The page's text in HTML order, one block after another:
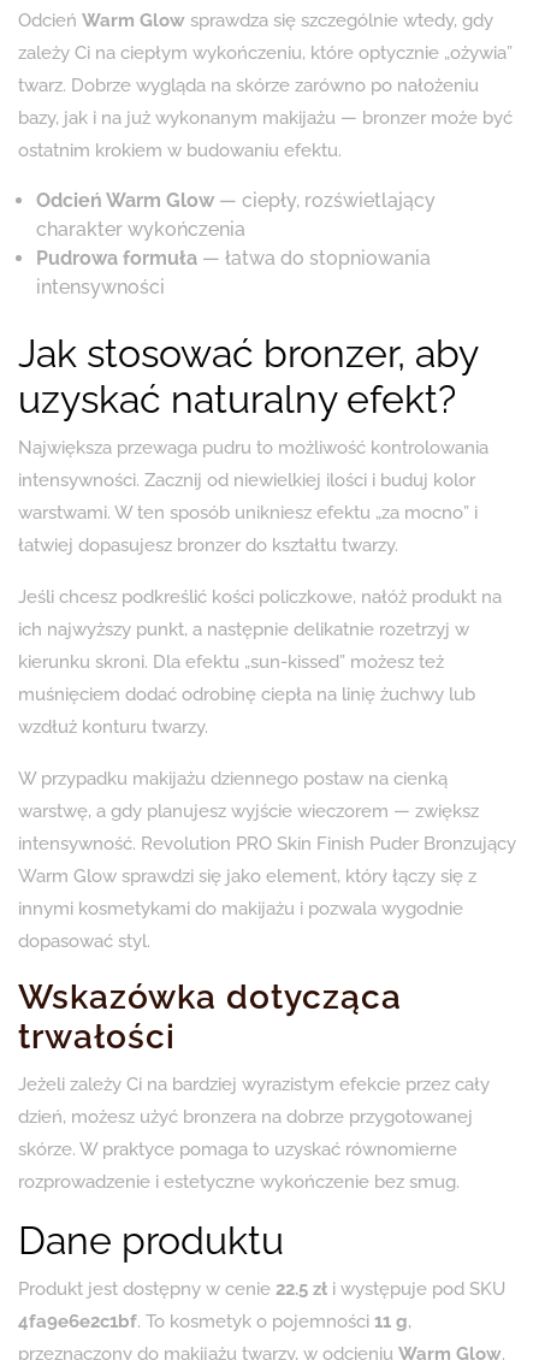
Odcień Warm Glow sprawdza się szczególnie wtedy, gdy
zależy Ci na ciepłym wykończeniu, które optycznie „ożywia”
twarz. Dobrze wygląda na skórze zarówno po nałożeniu
bazy, jak i na już wykonanym makijażu — bronzer może być
ostatnim krokiem w budowaniu efektu.
Odcień Warm Glow — ciepły, rozświetlający
charakter wykończenia
Pudrowa formuła — łatwa do stopniowania
intensywności
Jak stosować bronzer, aby
uzyskać naturalny efekt?
Największa przewaga pudru to możliwość kontrolowania
intensywności. Zacznij od niewielkiej ilości i buduj kolor
warstwami. W ten sposób unikniesz efektu „za mocno” i
łatwiej dopasujesz bronzer do kształtu twarzy.
Jeśli chcesz podkreślić kości policzkowe, nałóż produkt na
ich najwyższy punkt, a następnie delikatnie rozetrzyj w
kierunku skroni. Dla efektu „sun-kissed” możesz też
muśnięciem dodać odrobinę ciepła na linię żuchwy lub
wzdłuż konturu twarzy.
W przypadku makijażu dziennego postaw na cienką
warstwę, a gdy planujesz wyjście wieczorem — zwiększ
intensywność. Revolution PRO Skin Finish Puder Bronzujący
Warm Glow sprawdzi się jako element, który łączy się z
innymi kosmetykami do makijażu i pozwala wygodnie
dopasować styl.
Wskazówka dotycząca
trwałości
Jeżeli zależy Ci na bardziej wyrazistym efekcie przez cały
dzień, możesz użyć bronzera na dobrze przygotowanej
skórze. W praktyce pomaga to uzyskać równomierne
rozprowadzenie i estetyczne wykończenie bez smug.
Dane produktu
Produkt jest dostępny w cenie 22.5 zł i występuje pod SKU
4fa9e6e2c1bf. To kosmetyk o pojemności 11 g,
przeznaczony do makijażu twarzy, w odcieniu Warm Glow.